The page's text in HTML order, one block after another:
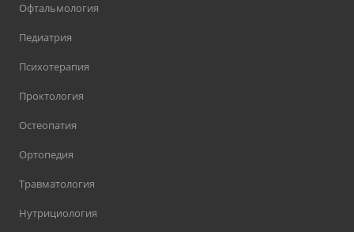
Офтальмология
Педиатрия
Психотерапия
Проктология
Остеопатия
Ортопедия
Травматология
Нутрициология